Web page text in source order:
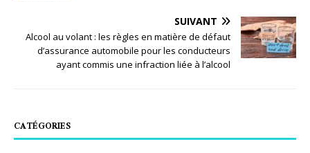
SUIVANT
Alcool au volant : les règles en matière de défaut
d’assurance automobile pour les conducteurs
ayant commis une infraction liée à l’alcool
CATÉGORIES